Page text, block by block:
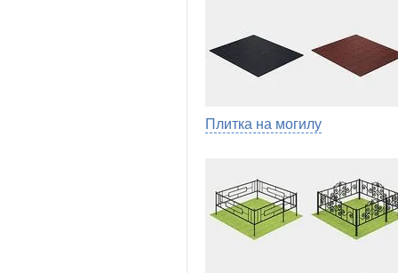
Плитка на могилу